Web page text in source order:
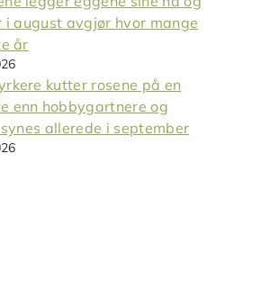
i august avgjør hvor mange
år
kutter rosene på en
enn hobbygartnere og
allerede i september